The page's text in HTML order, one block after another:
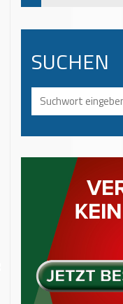
SUCHEN